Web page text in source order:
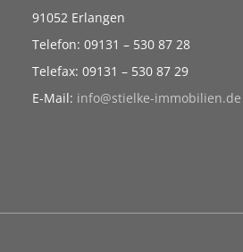
91052 Erlangen
Telefon: 09131 – 530 87 28
Telefax: 09131 – 530 87 29
E-Mail: info@stielke-immobilien.de